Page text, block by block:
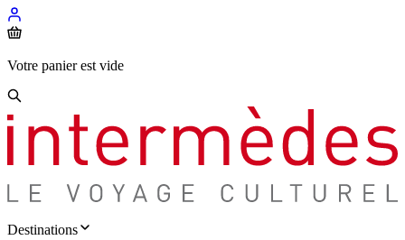
Votre panier est vide
Destinations